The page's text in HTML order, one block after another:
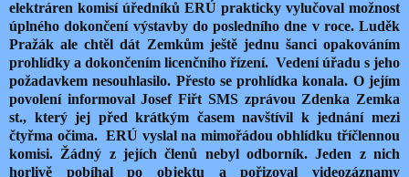
elektráren komisí úředníků ERÚ prakticky vylučoval možnost
úplného dokončení výstavby do posledního dne v roce. Luděk
Pražák ale chtěl dát Zemkům ještě jednu šanci opakováním
prohlídky a dokončením licenčního řízení. Vedení úřadu s jeho
požadavkem nesouhlasilo. Přesto se prohlídka konala. O jejím
povolení informoval Josef Fiřt SMS zprávou Zdenka Zemka
st., který jej před krátkým časem navštívil k jednání mezi
čtyřma očima. ERÚ vyslal na mimořádou obhlídku tříčlennou
komisi. Žádný z jejích členů nebyl odborník. Jeden z nich
horlivě pobíhal po objektu a pořizoval videozáznamy